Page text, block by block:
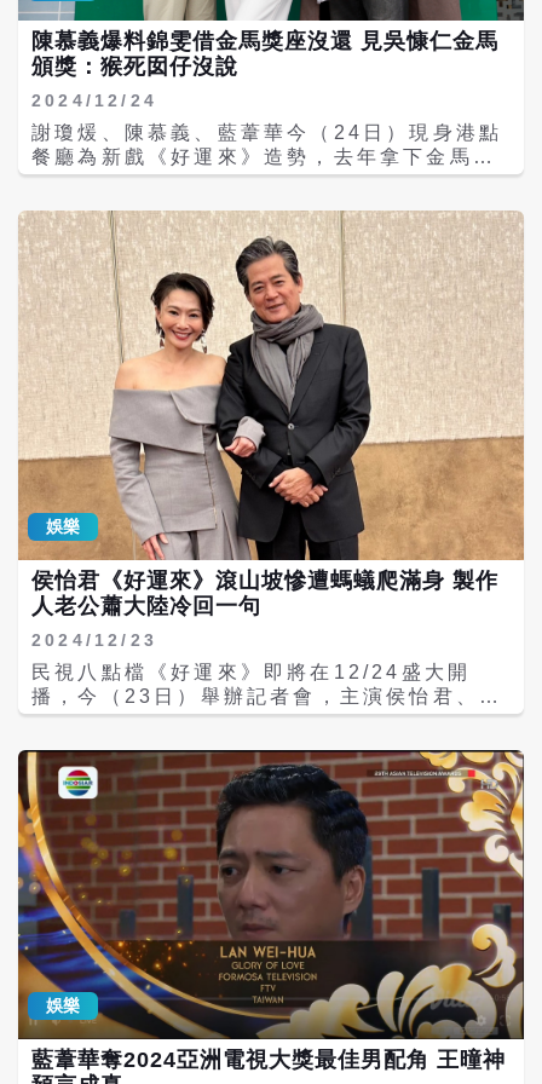
很多，就連劇中要對他猛打，他也是安慰說不
要怕，打到也沒關係。 藍葦華則說得知對手演
員是米可白，就會在片場多注意她的演出表
火花。他也大讚米可白表現算天才型，除了唱
歌真的有些吃力，其他都非常的讚，兩人感情
線也會有更進一步的發展，希望觀眾繼續支持
陳慕義爆料錦雯借金馬獎座沒還 見吳慷仁金馬
頒獎：猴死囡仔沒說
2024/12/24
謝瓊煖、陳慕義、藍葦華今（24日）現身港點
餐廳為新戲《好運來》造勢，去年拿下金馬最
佳男配角的陳慕義，先前表示會空出時間參加
我很清楚不一定會找上一屆得主來頒獎。」還
笑言原本以為不會出席的吳慷仁最後現身頒
獎，「「我不知道，那個猴死囡仔沒跟我講，
我又不會假𠢕自己去問。」還爆料錦雯借走他
的金馬獎座至今未還。 陳慕義說，錦雯去年第
一次到民視拍八點檔《愛的榮耀》，說是要老
友陳慕義教她演戲，「但她也沒要我教他，最
後跟我借了獎座走，妳們幫我跟她說。」隨即
又改口：「其實也沒關係，那個是身外之物，
也賣不了錢。」 而陳慕義氣場強，在劇組大家
都敬畏他，他今日聊起自己兩個女兒都不結
婚，「奇怪，台北的女生怎麼過了30歲好像還
不想結婚？」一旁的謝瓊煖笑說：「我躺著也
中槍。」但陳慕義卻不敢自己問女兒到底對未
來如何打算。這次他在劇中演溫暖的阿公，但
他其實比較喜歡演壞人，「演好人很辛苦，給
觀眾記憶點很薄弱，楚宣對我也是畢恭畢敬，
倪齊民看到我就閃。」藍葦華吐槽說：「你自
己一張臉奧嘟嘟。」 謝瓊煖也說，何豪傑看到
陳慕義跟他熱情打招呼卻被無視，陳慕義解
釋：「我忙著看柯文哲的罷免書，不是故意不
國家跟生活的土地沒有感觸？不理會的話，就
是把自己人格踐踏了。」 藍葦華笑說，自己上
一檔《愛的榮耀》演蔡龍、這一檔角色也姓
蔡，兒子興奮在學校跟同學說：「我爸是蔡
龍。」他趕緊告誡兒子，不要隨便說自己爸爸
是演員，怕被同學罷凌。有趣的是，當他去到
學校，卻是被小朋友認出來居多，他笑說：
「可能是小朋友都陪著阿公阿媽看連續劇。」
娛樂
侯怡君《好運來》滾山坡慘遭螞蟻爬滿身 製作
人老公蕭大陸冷回一句
2024/12/23
民視八點檔《好運來》即將在12/24盛大開
播，今（23日）舉辦記者會，主演侯怡君、藍
葦華、倪齊民、楚宣、劉至翰一同接受訪問，
侯怡君接拍老公蕭大陸任製作人的戲，不僅幫
忙敲卡司，演戲也是加倍累，因為她一人分飾
兩角，光是第一集就累到好像拍了三百集，在
這一集不只滾山坡、跳海，還被鞭炮炸，還有
上百隻螞蟻和蟲在身上爬，跑到腳趾頭瘀青，
沒想到蕭大陸只冷回一句話。 侯怡君相隔6年
再拍八點檔，某一場要戲要她滾山坡，侯怡君
原本想，滾山坡應該有替身吧，沒想到導演求
好心切，希望她自己「滾一半」，還要她身
上、臉上塗滿泥巴，再加上血漿，整個人狼狽
不堪，滾完侯怡君還突然感覺全身好癢，一看
傻眼大喊：「大概有將近100隻的螞蟻跟蟲爬
滿我身體！」而且她還因為動作太俐落了，被
導演要求滾慢一點說：「可不可以不要滾得像
娛樂
藍葦華奪2024亞洲電視大獎最佳男配角 王曈神